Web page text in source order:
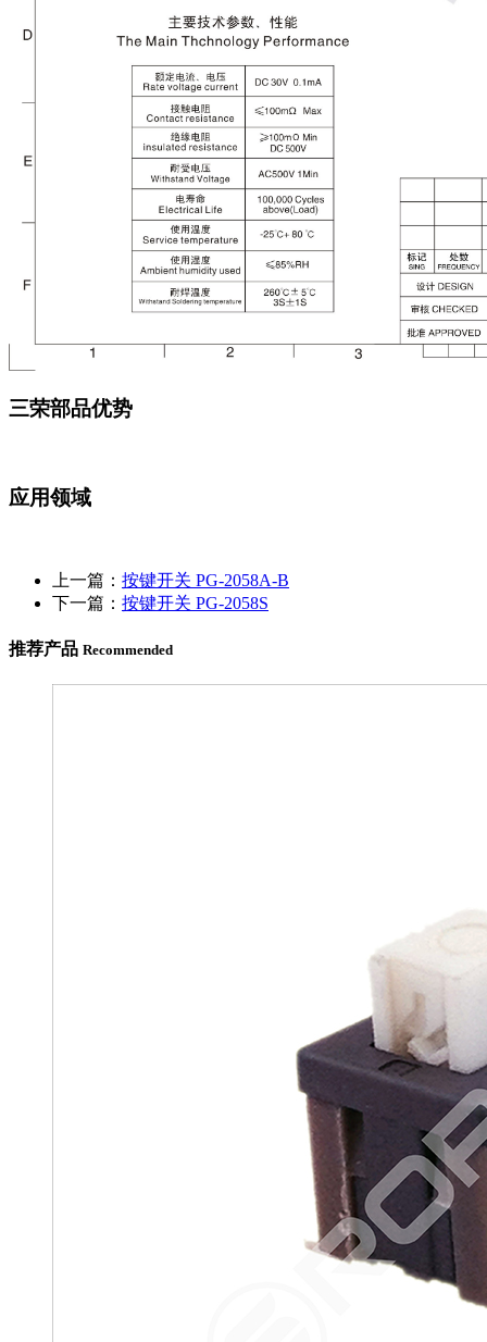
三荣部品优势
应用领域
上一篇： 按键开关 PG-2058A-B
下一篇： 按键开关 PG-2058S
推荐产品 Recommended